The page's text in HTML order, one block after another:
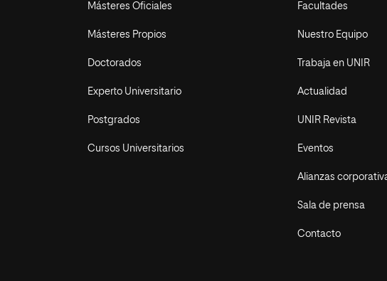
Másteres Oficiales
Másteres Propios
Doctorados
Experto Universitario
Postgrados
Cursos Universitarios
Facultades
Nuestro Equipo
Trabaja en UNIR
Actualidad
UNIR Revista
Eventos
Alianzas
Sala de prensa
Contacto